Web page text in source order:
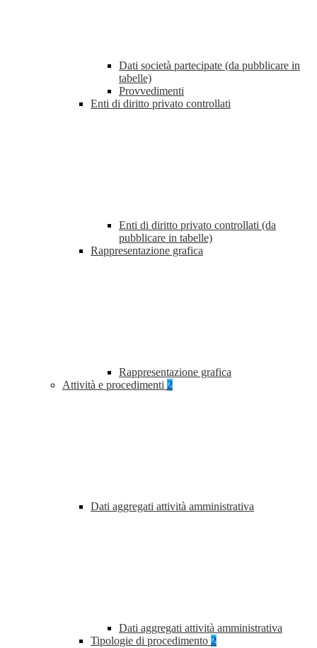
Dati società partecipate (da pubblicare in
tabelle)
Provvedimenti
Enti di diritto privato controllati
Enti di diritto privato controllati (da
pubblicare in tabelle)
Rappresentazione grafica
Rappresentazione grafica
Attività e procedimenti 2
Dati aggregati attività amministrativa
Dati aggregati attività amministrativa
Tipologie di procedimento 2